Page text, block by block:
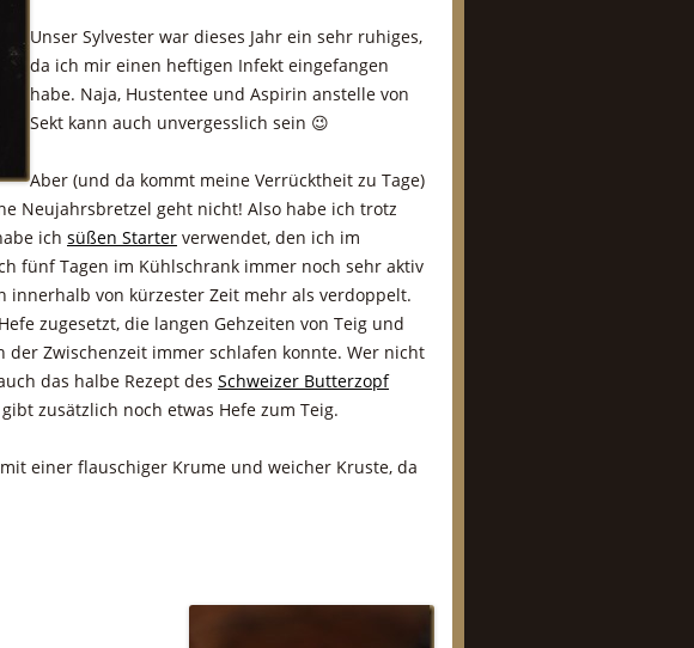
Unser Sylvester war dieses Jahr ein sehr ruhiges,
da ich mir einen heftigen Infekt eingefangen
habe. Naja, Hustentee und Aspirin anstelle von
Sekt kann auch unvergesslich sein 😉
Aber (und da kommt meine Verrücktheit zu Tage)
Neujahrsbretzel geht nicht! Also habe ich trotz
ich süßen Starter verwendet, den ich im
fünf Tagen im Kühlschrank immer noch sehr aktiv
innerhalb von kürzester Zeit mehr als verdoppelt.
zugesetzt, die langen Gehzeiten von Teig und
Zwischenzeit immer schlafen konnte. Wer nicht
das halbe Rezept des Schweizer Butterzopf
zusätzlich noch etwas Hefe zum Teig.
einer flauschiger Krume und weicher Kruste, da